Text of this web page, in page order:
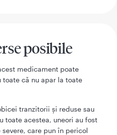
posibile
medicament poate
toate că nu apar la toate
tranzitorii şi reduse sau
toate acestea, uneori au fost
care pun în pericol